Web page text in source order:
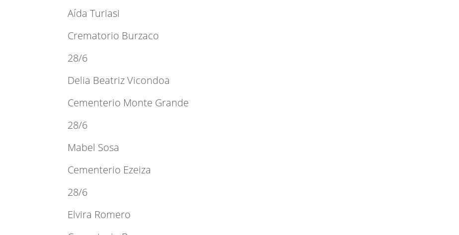
Aída Turiasi
Crematorio Burzaco
28/6
Delia Beatriz Vicondoa
Cementerio Monte Grande
28/6
Mabel Sosa
Cementerio Ezeiza
28/6
Elvira Romero